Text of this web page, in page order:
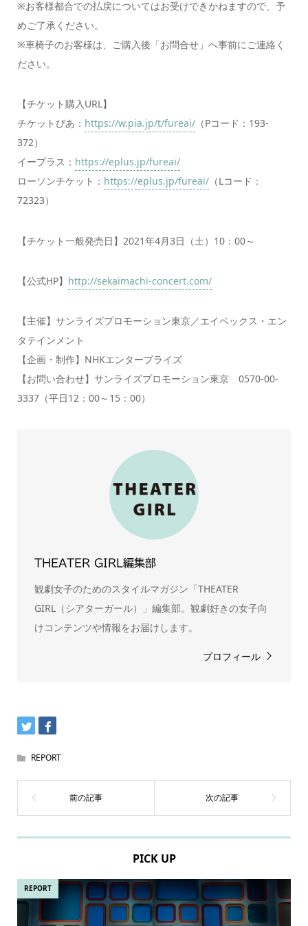
※お客様都合での払戻についてはお受けできかねますので、予
めご了承ください。
※車椅子のお客様は、ご購入後「お問合せ」へ事前にご連絡く
ださい。
【チケット購入URL】
チケットぴあ： https://w.pia.jp/t/fureai/（Pコード：193-
372）
イープラス： https://eplus.jp/fureai/
ローソンチケット： https://eplus.jp/fureai/（Lコード：
72323）
【チケット一般発売日】2021年4月3日（土）10：00～
【公式HP】 http://sekaimachi-concert.com/
【主催】サンライズプロモーション東京／エイベックス・エン
タテインメント
【企画・制作】NHKエンタープライズ
【お問い合わせ】サンライズプロモーション東京 0570-00-
3337（平日12：00～15：00）
THEATER GIRL編集部
観劇女子のためのスタイルマガジン「THEATER
GIRL（シアターガール）」編集部。観劇好きの女子向
けコンテンツや情報をお届けします。
プロフィール
REPORT
PICK UP
REPORT